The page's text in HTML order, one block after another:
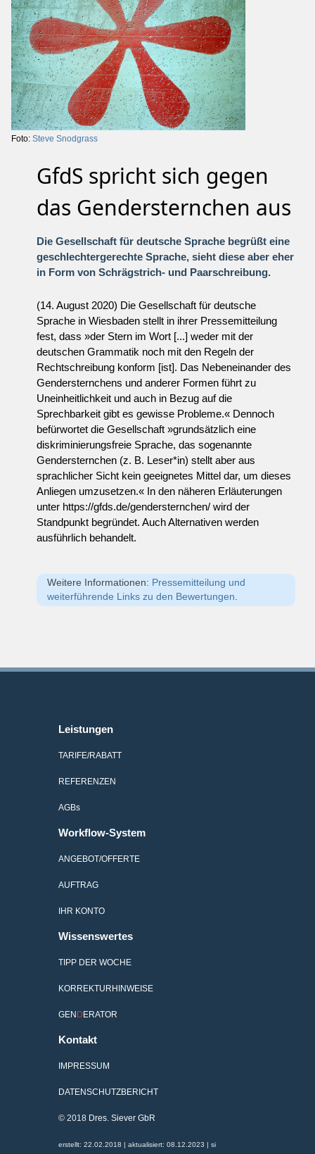
Foto: Steve Snodgrass
GfdS spricht sich gegen
das Gendersternchen aus
Die Gesellschaft für deutsche Sprache begrüßt eine
geschlechtergerechte Sprache, sieht diese aber eher
in Form von Schrägstrich- und Paarschreibung.
(14. August 2020) Die Gesellschaft für deutsche
Sprache in Wiesbaden stellt in ihrer Pressemitteilung
fest, dass »der Stern im Wort [...] weder mit der
deutschen Grammatik noch mit den Regeln der
Rechtschreibung konform [ist]. Das Nebeneinander des
Gendersternchens und anderer Formen führt zu
Uneinheitlichkeit und auch in Bezug auf die
Sprechbarkeit gibt es gewisse Probleme.« Dennoch
befürwortet die Gesellschaft »grundsätzlich eine
diskriminierungsfreie Sprache, das sogenannte
Gendersternchen (z. B. Leser*in) stellt aber aus
sprachlicher Sicht kein geeignetes Mittel dar, um dieses
Anliegen umzusetzen.« In den näheren Erläuterungen
unter https://gfds.de/gendersternchen/ wird der
Standpunkt begründet. Auch Alternativen werden
ausführlich behandelt.
Weitere Informationen: Pressemitteilung und
weiterführende Links zu den Bewertungen
Leistungen
TARIFE/RABATT
REFERENZEN
AGBs
Workflow-System
ANGEBOT/OFFERTE
AUFTRAG
IHR KONTO
Wissenswertes
TIPP DER WOCHE
KORREKTURHINWEISE
GEN D ERATOR
Kontakt
IMPRESSUM
DATENSCHUTZBERICHT
© 2018 Dres. Siever GbR
erstellt: 22.02.2018 | aktualisiert: 08.12.2023 | si